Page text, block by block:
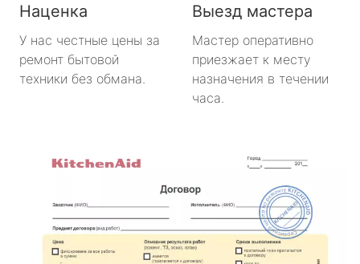
Наценка
У нас честные цены за
ремонт бытовой
техники без обмана.
Выезд мастера
Мастер оперативно
приезжает к месту
назначения в течении
часа.